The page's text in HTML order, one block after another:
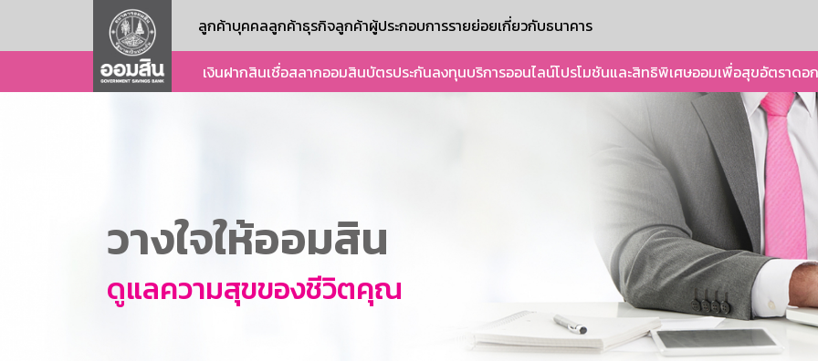
ลูกค้าบุคคลลูกค้าธุรกิจลูกค้าผู้ประกอบการรายย่อยเกี่ยวกับธนาคาร
เงินฝากสินเชื่อสลากออมสินบัตรประกันลงทุนบริการออนไลน์โปรโมชันและสิทธิพิเศษออมเพื่อสุขอัตราดอ
วางใจให้ออมสิน
ดูแลความสุขของชีวิตคุณ